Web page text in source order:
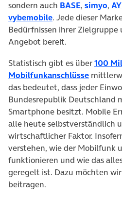
sondern auch BASE(öffnet in
, simyo,
vybemobile(öffnet in neuem
. Jede dieser
Bedürfnissen ihrer Zielgruppe
Angebot bereit.
Statistisch gibt es über100
Mobilfunkanschlüsse(öffnet
das bedeutet, dass jeder
Bundesrepublik Deutschland
Smartphone besitzt. Mobile
alle heute selbstverständlich
wirtschaftlicher Faktor.
verstehen, wie der Mobilfunk
funktionieren und wie das
geregelt ist. Dazu möchten
beitragen.